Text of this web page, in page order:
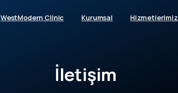
WestModern Clinic Kurumsal Hizmetlerimiz
İletişim